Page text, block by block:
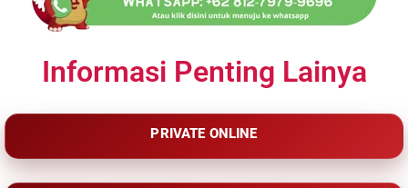
Informasi Penting Lainya
PRIVATE ONLINE